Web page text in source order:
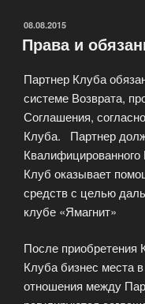
ОПУБЛИКОВАНО
08.08.2015
Права и
Партнер Клуба
системе Возврата,
Соглашения,
Клуба. Партнер
Клуб оказывает
средств с целью
клубе «Ямагнит»
После
Клуба бизнес места
отношения между